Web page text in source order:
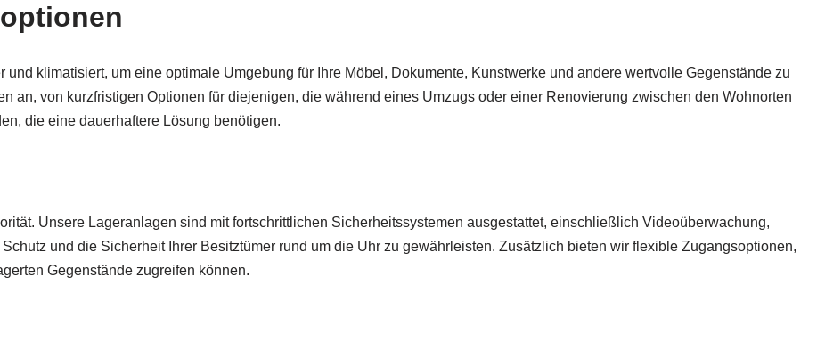
klimatisiert, um eine optimale Umgebung für Ihre Möbel, Dokumente, Kunstwerke und andere wertvolle Gegenstände zu
an, von kurzfristigen Optionen für diejenigen, die während eines Umzugs oder einer Renovierung zwischen den Wohnorten
die eine dauerhaftere Lösung benötigen.
Unsere Lageranlagen sind mit fortschrittlichen Sicherheitssystemen ausgestattet, einschließlich Videoüberwachung,
und die Sicherheit Ihrer Besitztümer rund um die Uhr zu gewährleisten. Zusätzlich bieten wir flexible Zugangsoptionen,
Gegenstände zugreifen können.